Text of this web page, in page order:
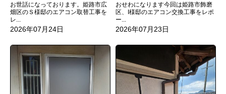
お世話になっております。姫路市広
畑区のＳ様邸のエアコン取替工事を
レ...
2026年07月24日
おせわになります今回は姫路市飾磨
区、I様邸のエアコン交換工事をレポ
ー...
2026年07月23日